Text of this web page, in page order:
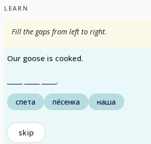
LEARN
Fill the gaps from left to right.
Our goose is cooked.
_____ _____ _____.
спета пе́сенка наша
skip